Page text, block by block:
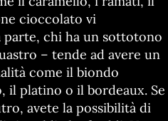
cioccolato vi
parte, chi ha un sottotono
– tende ad avere un
come il biondo
il platino o il bordeaux. Se
avete la possibilità di